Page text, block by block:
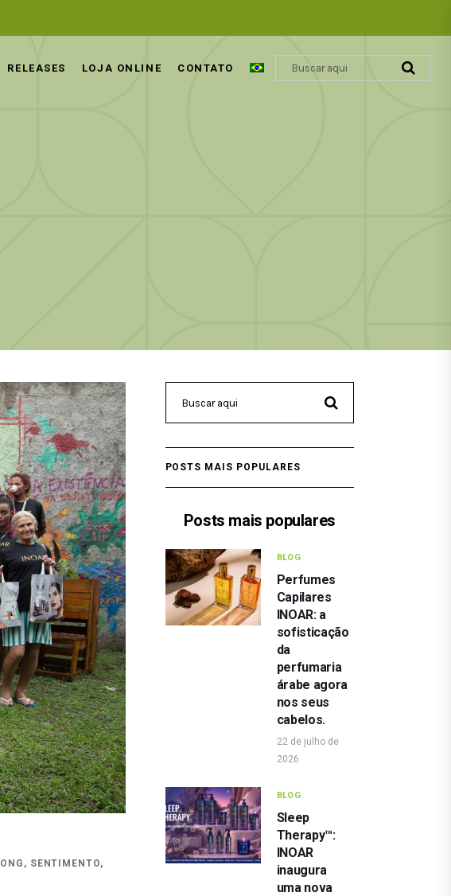
RELEASES LOJA ONLINE CONTATO
ONG , SENTIMENTO,
POSTS MAIS POPULARES
Posts mais populares
BLOG
Perfumes
Capilares
INOAR: a
sofisticação
da
perfumaria
árabe agora
nos seus
cabelos.
22 de julho de
2026
BLOG
Sleep
Therapy™:
INOAR
inaugura
uma nova